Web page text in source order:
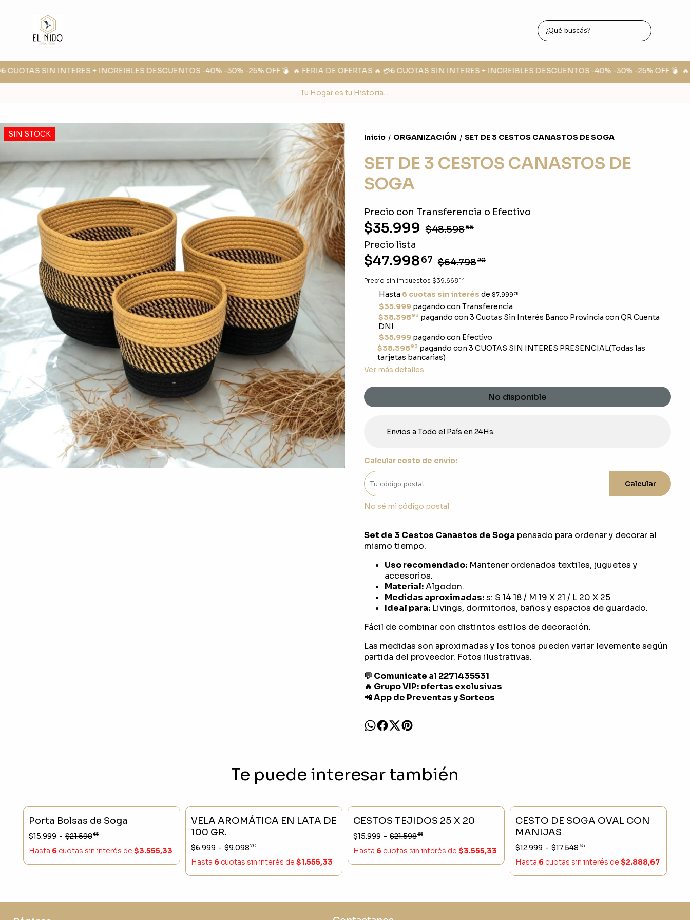
SIN INTERES + INCREIBLES DESCUENTOS -40% -30% -25% OFF 💣 🔥 FERIA DE OFERTAS 🔥 💳6 CUOTAS SIN INTERES + INCREIBLES DESCUENTOS -40% -30% -25% OFF 💣 🔥
Tu Hogar es tu Historia....
SIN STOCK Inicio / ORGANIZACIÓN / SET DE 3 CESTOS CANASTOS DE SOGA
SET DE 3 CESTOS CANASTOS DE
SOGA
Precio con Transferencia o Efectivo
$35.999 $48.59865
Precio lista
$47.99867 $64.79820
Precio sin impuestos $39.668 32
Hasta 6 cuotas sin interés de $7.999 78
$35.999pagando con Transferencia
$38.39893 pagando con 3 Cuotas Sin Interés Banco Provincia con QR Cuenta
DNI
$35.999pagando con Efectivo
$38.39893 pagando con 3 CUOTAS SIN INTERES PRESENCIAL(Todas las
tarjetas bancarias)
Ver más detalles
No disponible
Envios a Todo el País en 24Hs.
Calcular costo de envío:
Calcular
No sé mi código postal
Set de 3 Cestos Canastos de Soga pensado para ordenar y decorar al
mismo tiempo.
Uso recomendado:Mantener ordenados textiles, juguetes y
accesorios.
Material:Algodon.
Medidas aproximadas:s: S 14 18 / M 19 X 21 / L 20 X 25
Ideal para:Livings, dormitorios, baños y espacios de guardado.
Fácil de combinar con distintos estilos de decoración.
Las medidas son aproximadas y los tonos pueden variar levemente según
partida del proveedor. Fotos ilustrativas.
💬 Comunicate al 2271435531
🔥 Grupo VIP: ofertas exclusivas
📲 App de Preventas y Sorteos
Te puede interesar también
SIN STOCK
Porta Bolsas de Soga
$15.999 - $21.59865
Hasta 6 cuotas sin interés de $3.555,33
SIN STOCK - 23 %
VELA AROMÁTICA EN LATA DE
100 GR.
$6.999 - $9.09870
Hasta 6 cuotas sin interés de $1.555,33
SIN STOCK
CESTOS TEJIDOS 25 X 20
$15.999 - $21.59865
Hasta 6 cuotas sin interés de $3.555,33
SIN STOCK - 25 %
CESTO DE SOGA OVAL CON
MANIJAS
$12.999 - $17.54865
Hasta 6 cuotas sin interés de $2.888,67